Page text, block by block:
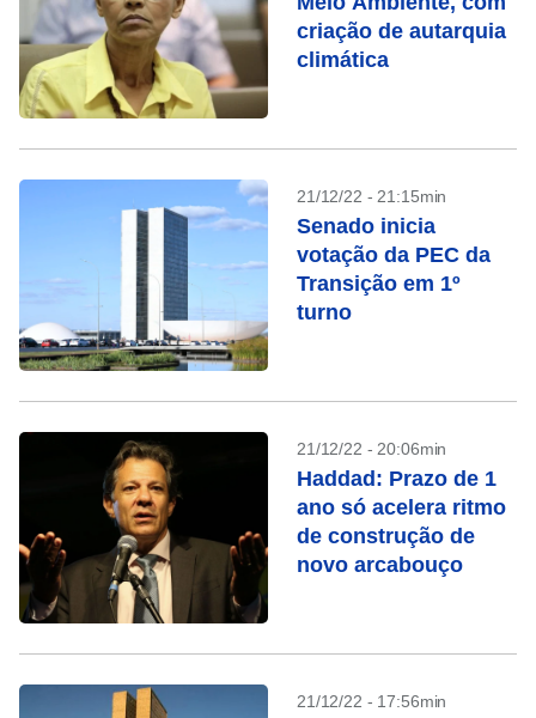
criação de autarquia
climática
21/12/22 - 21:15min
Senado inicia
votação da PEC da
Transição em 1º
turno
21/12/22 - 20:06min
Haddad: Prazo de 1
ano só acelera ritmo
de construção de
novo arcabouço
21/12/22 - 17:56min